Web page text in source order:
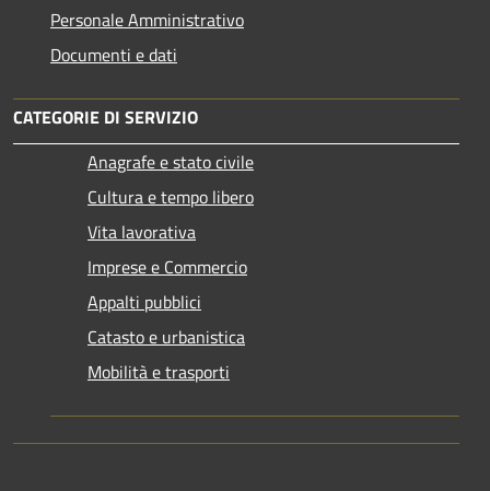
Personale Amministrativo
Documenti e dati
CATEGORIE DI SERVIZIO
Anagrafe e stato civile
Cultura e tempo libero
Vita lavorativa
Imprese e Commercio
Appalti pubblici
Catasto e urbanistica
Mobilità e trasporti